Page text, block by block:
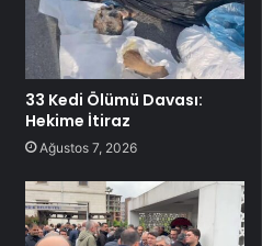
33 Kedi Ölümü Davası:
Hekime İtiraz
Ağustos 7, 2026